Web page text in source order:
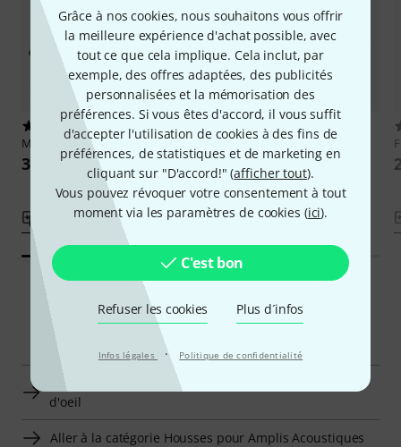
Grâce à nos cookies, nous souhaitons vous offrir
la meilleure expérience d'achat possible, avec
tout ce que cela implique. Cela inclut, par
exemple, des offres adaptées, des publicités
personnalisées et la mémorisation des
préférences. Si vous êtes d'accord, il vous suffit
d'accepter l'utilisation de cookies à des fins de
préférences, de statistiques et de marketing en
cliquant sur "D'accord!" (afficher tout).
Vous pouvez révoquer votre consentement à tout
moment via les paramètres de cookies (ici).
C'est bon
Refuser les cookies Plus d´infos
Infos légales · Politique de confidentialité
MarshallAmp Cover C25
30 €
Comparer
Thomann Bag Roland Mobile
Cube
39 €
Comparer
Navigateur intelligent
Acus Housses pour Amplis Acoustiques en un clin
d'oeil
Aller à la catégorie Housses pour Amplis Acoustiques